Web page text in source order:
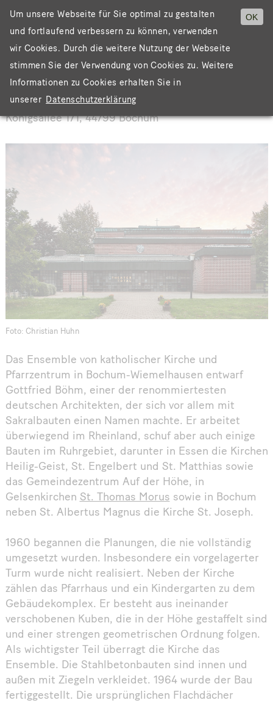
ST. ALBERTUS MAGNUS
Königsallee 171, 44799 Bochum
Foto: Christian Huhn
Das Ensemble von katholischer Kirche und
Pfarrzentrum in Bochum-Wiemelhausen entwarf
Gottfried Böhm, einer der renommiertesten
deutschen Architekten, der sich vor allem mit
Sakralbauten einen Namen machte. Er arbeitet
überwiegend im Rheinland, schuf aber auch einige
Bauten im Ruhrgebiet, darunter in Essen die Kirchen
Heilig-Geist, St. Engelbert und St. Matthias sowie
das Gemeindezentrum Auf der Höhe, in
Gelsenkirchen St. Thomas Morus sowie in Bochum
neben St. Albertus Magnus die Kirche St. Joseph.
1960 begannen die Planungen, die nie vollständig
umgesetzt wurden. Insbesondere ein vorgelagerter
Turm wurde nicht realisiert. Neben der Kirche
zählen das Pfarrhaus und ein Kindergarten zu dem
Gebäudekomplex. Er besteht aus ineinander
verschobenen Kuben, die in der Höhe gestaffelt sind
und einer strengen geometrischen Ordnung folgen.
Als wichtigster Teil überragt die Kirche das
Ensemble. Die Stahlbetonbauten sind innen und
außen mit Ziegeln verkleidet. 1964 wurde der Bau
fertiggestellt. Die ursprünglichen Flachdächer
OK
Um unsere Webseite für Sie optimal zu gestalten
und fortlaufend verbessern zu können, verwenden
wir Cookies. Durch die weitere Nutzung der Webseite
stimmen Sie der Verwendung von Cookies zu. Weitere
Informationen zu Cookies erhalten Sie in
unserer Datenschutzerklärung